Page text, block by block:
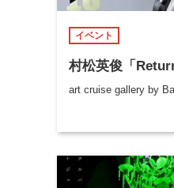
イベント
村松英俊「
art cruise gallery by